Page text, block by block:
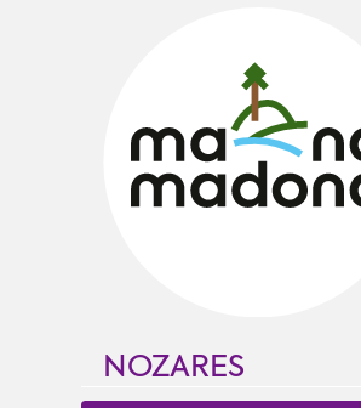
NOZARES